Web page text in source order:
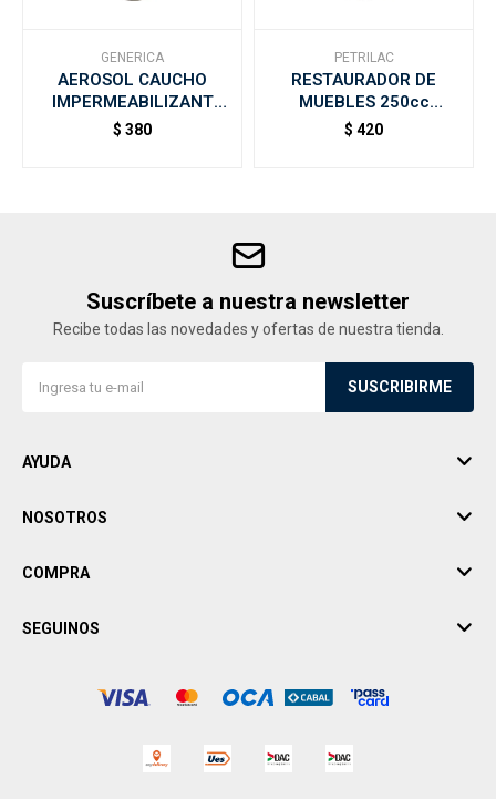
GENERICA
AEROSOL CAUCHO
IMPERMEABILIZANT
DRYKO 400ML - Blanco
$ 380
PETRILAC
RESTAURADOR DE
MUEBLES 250cc
PETRILAC - Oscuro
$ 420
Suscríbete a nuestra newsletter
Recibe todas las novedades y ofertas de nuestra tienda.
SUSCRIBIRME
AYUDA
NOSOTROS
COMPRA
SEGUINOS